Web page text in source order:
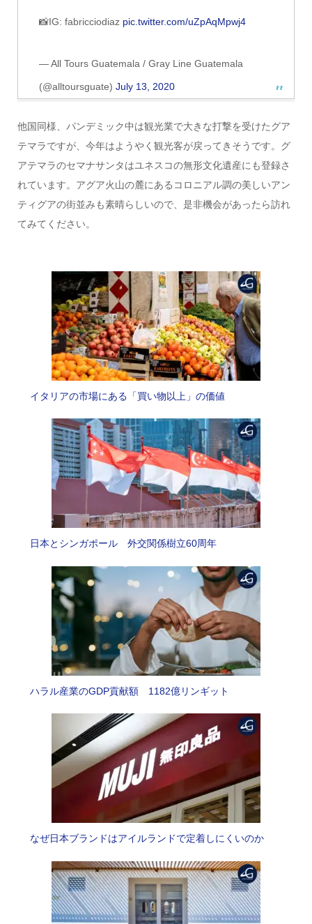
📸IG: fabricciodiaz pic.twitter.com/uZpAqMpwj4
— All Tours Guatemala / Gray Line Guatemala
(@alltoursguate) July 13, 2020
他国同様、パンデミック中は観光業で大きな打撃を受けたグア
テマラですが、今年はようやく観光客が戻ってきそうです。グ
アテマラのセマナサンタはユネスコの無形文化遺産にも登録さ
れています。アグア火山の麓にあるコロニアル調の美しいアン
ティグアの街並みも素晴らしいので、是非機会があったら訪れ
てみてください。
イタリアの市場にある「買い物以上」の価値
日本とシンガポール 外交関係樹立60周年
ハラル産業のGDP貢献額 1182億リンギット
なぜ日本ブランドはアイルランドで定着しにくいのか